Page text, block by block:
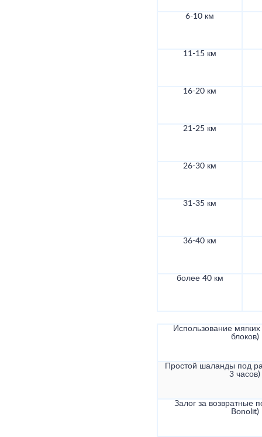
6-10 км
11-15 км
16-20 км
21-25 км
26-30 км
31-35 км
36-40 км
более 40 км
Использование
блоков)
Простой шаланды под
3 часов)
Залог за возвратные
Bonolit)